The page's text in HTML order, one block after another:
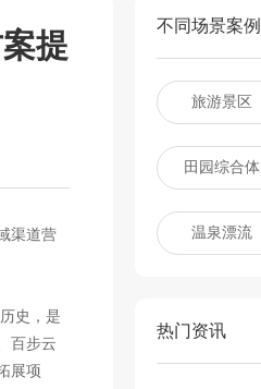
提
渠道营
史，是
百步云
展项
不同场景案例
旅游景区
田园综合体
温泉漂流
热门资讯